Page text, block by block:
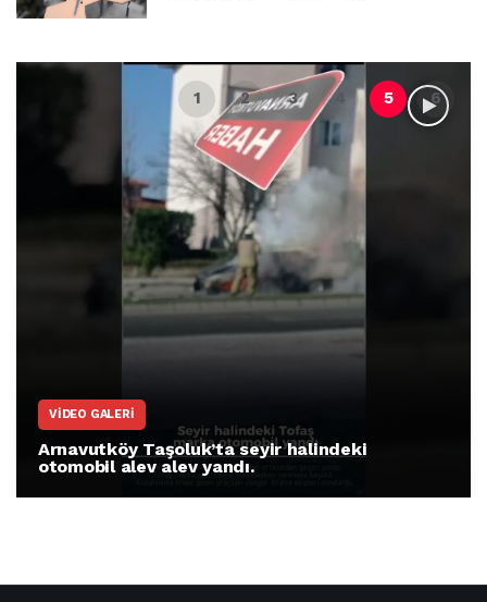
VIDEO GALERI
Arnavutköy Taşoluk’ta seyir halindeki
otomobil alev alev yandı.